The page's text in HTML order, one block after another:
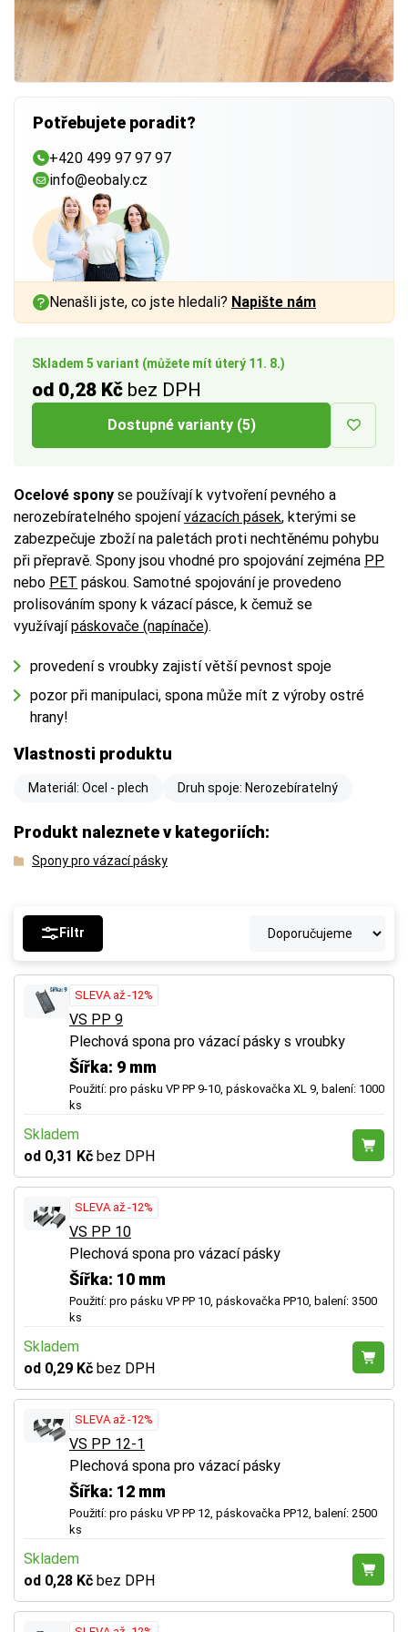
Skladem 5 variant (můžete mít úterý 11. 8.)
od 0,28 Kč bez DPH
Dostupné varianty (5)
Ocelové spony se používají k vytvoření pevného a
nerozebíratelného spojenívázacích pásek, kterými se
zabezpečuje zboží na paletách proti nechtěnému pohybu
při přepravě. Spony jsou vhodné pro spojování zejména PP
nebo PET páskou. Samotné spojování je provedeno
prolisováním spony k vázací pásce, k čemuž se
využívajípáskovače (napínače).
provedení s vroubky zajistí větší pevnost spoje
pozor při manipulaci, spona může mít z výroby ostré
hrany!
Vlastnosti produktu
Materiál: Ocel - plech Druh spoje: Nerozebíratelný
Produkt naleznete v kategoriích:
Spony pro vázací pásky
Potřebujete poradit?
+420 499 97 97 97
info@eobaly.cz
Nenašli jste, co jste hledali? Napište nám
Filtr
SLEVA až -12%
VS PP 9
Plechová spona pro vázací pásky s vroubky
Šířka: 9 mm
Použití: pro pásku VP PP 9-10, páskovačka XL 9, balení: 1000
ks
Skladem
od 0,31 Kč bez DPH
SLEVA až -12%
VS PP 10
Plechová spona pro vázací pásky
Šířka: 10 mm
Použití: pro pásku VP PP 10, páskovačka PP10, balení: 3500
ks
Skladem
od 0,29 Kč bez DPH
SLEVA až -12%
VS PP 12-1
Plechová spona pro vázací pásky
Šířka: 12 mm
Použití: pro pásku VP PP 12, páskovačka PP12, balení: 2500
ks
Skladem
od 0,28 Kč bez DPH